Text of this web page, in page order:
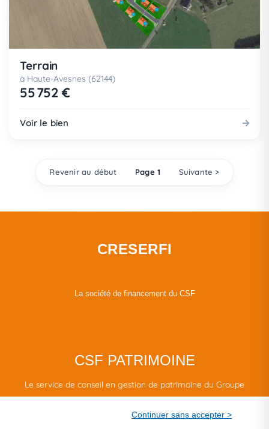
Terrain
à Haute-Avesnes (62144)
55 752 €
Voir le bien
Revenir au début Page 1 Suivante >
CRESERFI
La société de financement du CSF
CSF PATRIMOINE
Le service de conseil en gestion de patrimoine du Groupe
Continuer sans accepter >